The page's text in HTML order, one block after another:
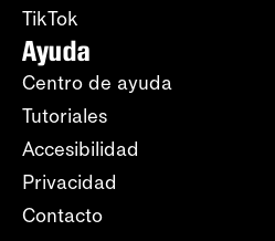
TikTok
Ayuda
Centro de ayuda
Tutoriales
Accesibilidad
Privacidad
Contacto